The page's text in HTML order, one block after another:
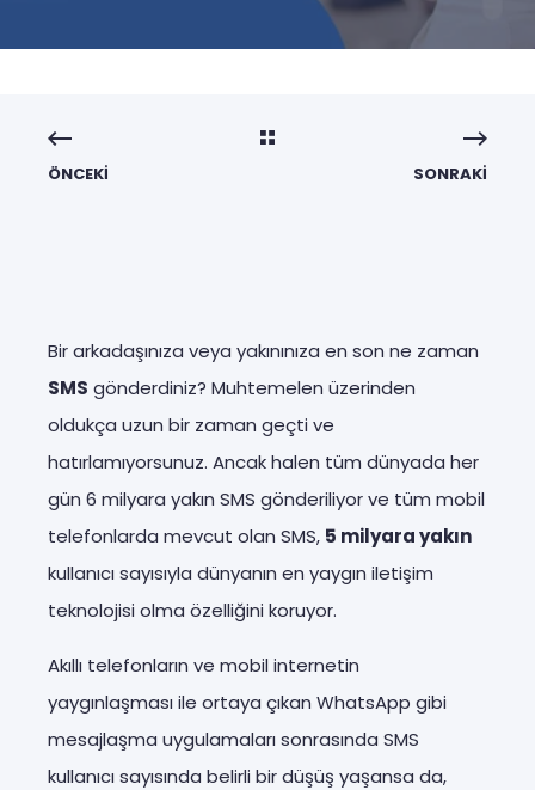
ÖNCEKI SONRAKI
Bir arkadaşınıza veya yakınınıza en son ne zaman
SMS gönderdiniz? Muhtemelen üzerinden
oldukça uzun bir zaman geçti ve
hatırlamıyorsunuz. Ancak halen tüm dünyada her
gün 6 milyara yakın SMS gönderiliyor ve tüm mobil
telefonlarda mevcut olan SMS, 5 milyara yakın
kullanıcı sayısıyla dünyanın en yaygın iletişim
teknolojisi olma özelliğini koruyor.
Akıllı telefonların ve mobil internetin
yaygınlaşması ile ortaya çıkan WhatsApp gibi
mesajlaşma uygulamaları sonrasında SMS
kullanıcı sayısında belirli bir düşüş yaşansa da,